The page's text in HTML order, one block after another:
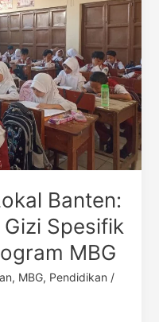
Banten:
Spesifik
MBG
, MBG, Pendidikan /